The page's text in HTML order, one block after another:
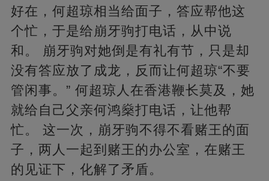
好在，何超琼相当给面子，答应帮他这
个忙，于是给崩牙驹打电话，从中说
和。 崩牙驹对她倒是有礼有节，只是却
没有答应放了成龙，反而让何超琼“不要
管闲事。” 何超琼人在香港鞭长莫及，她
就给自己父亲何鸿燊打电话，让他帮
忙。 这一次，崩牙驹不得不看赌王的面
子，两人一起到赌王的办公室，在赌王
的见证下，化解了矛盾。